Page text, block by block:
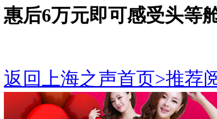
惠后6万元即可感受头等
返回上海之声首页>推荐